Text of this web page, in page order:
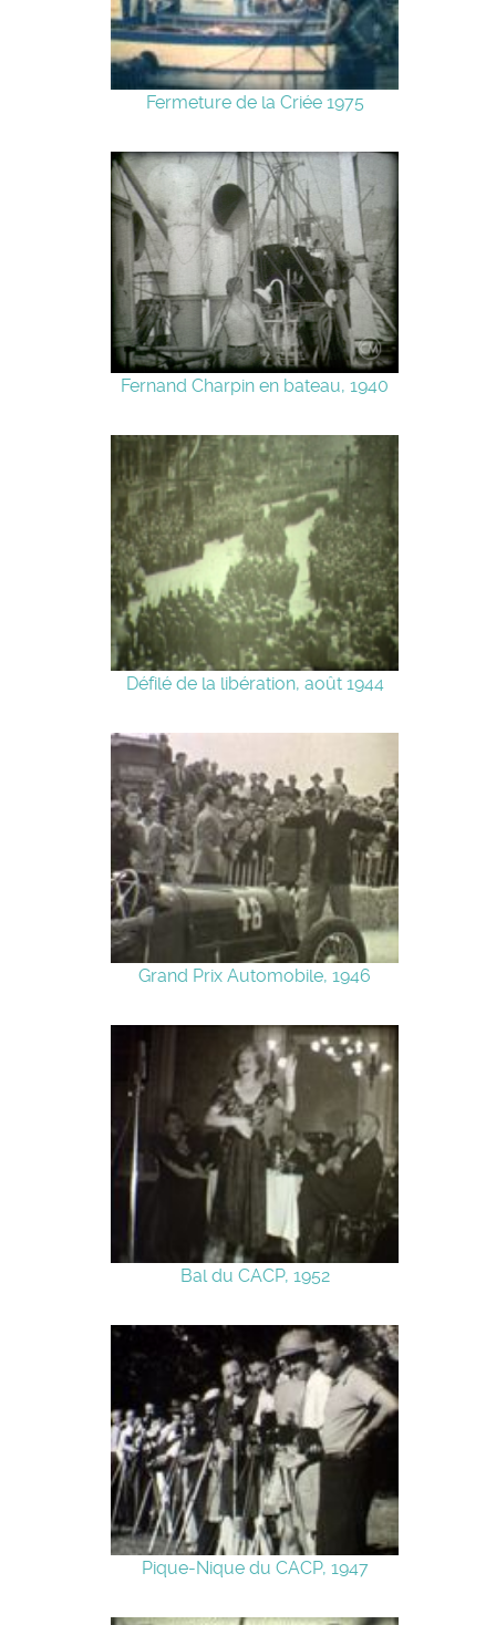
Fermeture de la Criée 1975
Fernand Charpin en bateau, 1940
Défilé de la libération, août 1944
Grand Prix Automobile, 1946
Bal du CACP, 1952
Pique-Nique du CACP, 1947